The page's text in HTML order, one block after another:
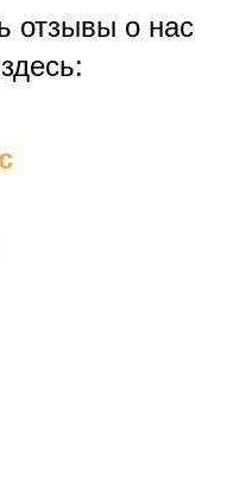
отзывы о нас